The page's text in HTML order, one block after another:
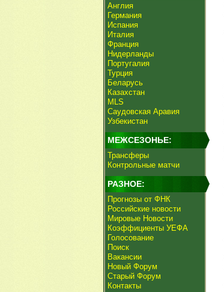
Англия
Германия
Испания
Италия
Франция
Нидерланды
Португалия
Турция
Беларусь
Казахстан
MLS
Саудовская Аравия
Узбекистан
МЕЖСЕЗОНЬЕ:
Трансферы
Контрольные матчи
РАЗНОЕ:
Прогнозы от ФНК
Российские новости
Мировые Новости
Коэффициенты УЕФА
Голосование
Поиск
Вакансии
Новый Форум
Старый Форум
Контакты